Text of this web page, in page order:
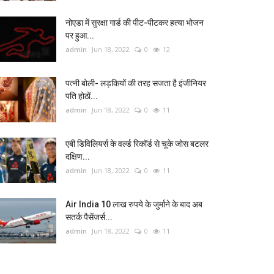
नोएडा में सुरक्षा गार्ड की पीट-पीटकर हत्या भोजन
पर हुआ...
admin Jun 18, 2022 0 12
पत्नी बोली- लड़कियों की तरह सजता है इंजीनियर
पति होठों...
admin Jun 18, 2022 0 11
एबी डिविलियर्स के वर्ल्ड रिकॉर्ड से चूके जोस बटलर
दक्षिण...
admin Jun 18, 2022 0 11
Air India 10 लाख रुपये के जुर्माने के बाद अब
सतर्क पैसेंजर्स...
admin Jun 18, 2022 0 11